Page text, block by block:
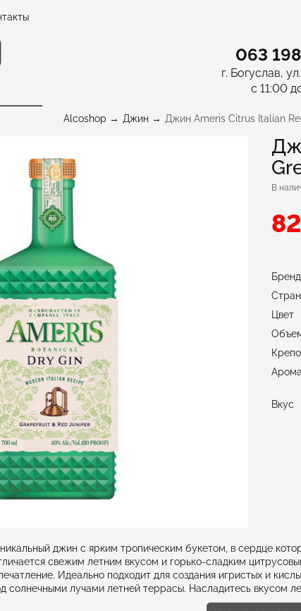
063
г. Богуслав,
с 11:00
Alcoshop Джин Джин Ameris Citrus Italian
В
Бренд
Цвет
Вкус
джин с ярким тропическим букетом, в сердце
свежим летним вкусом и горько-сладким
Идеально подходит для создания игристых и
солнечными лучами летней террасы. Насладитесь вкусом